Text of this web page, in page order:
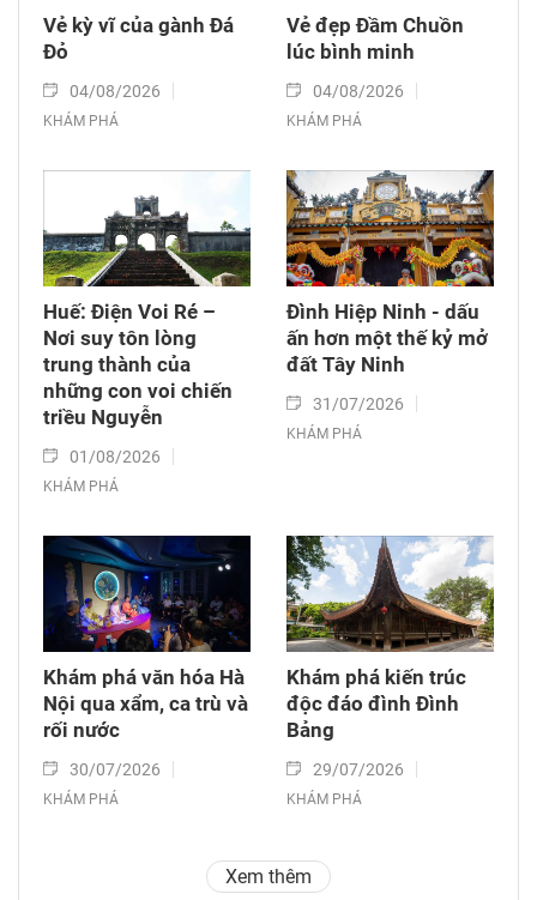
Vẻ kỳ vĩ của gành Đá
Đỏ
04/08/2026
KHÁM PHÁ
Vẻ đẹp Đầm Chuồn
lúc bình minh
04/08/2026
KHÁM PHÁ
Huế: Điện Voi Ré –
Nơi suy tôn lòng
trung thành của
những con voi chiến
triều Nguyễn
01/08/2026
KHÁM PHÁ
Đình Hiệp Ninh - dấu
ấn hơn một thế kỷ mở
đất Tây Ninh
31/07/2026
KHÁM PHÁ
Khám phá văn hóa Hà
Nội qua xẩm, ca trù và
rối nước
30/07/2026
KHÁM PHÁ
Khám phá kiến trúc
độc đáo đình Đình
Bảng
29/07/2026
KHÁM PHÁ
Xem thêm